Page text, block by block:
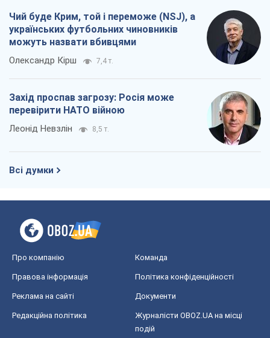
Чий буде Крим, той і переможе (NSJ), а
українських футбольних чиновників
можуть назвати вбивцями
Олександр Кірш 7,4 т.
Захід проспав загрозу: Росія може
перевірити НАТО війною
Леонід Невзлін 8,5 т.
Всі думки
Про компанію Команда
Правова інформація Політика конфіденційності
Реклама на сайті Документи
Редакційна політика
Журналісти OBOZ.UA на місці
подій